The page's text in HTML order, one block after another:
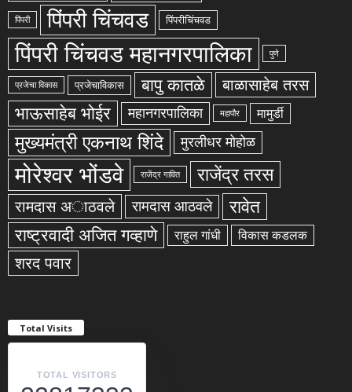
पिंपरी पिंपरी चिंचवड पिंपरीचिंचवड
पिंपरी चिंचवड महानगरपालिका पुणे
प्रजेचा विकास प्रजेचाविकास बापु कातळे बाळासाहेब तरस
भाऊसाहेब भोईर महानगरपालिका महापौर मामुर्डी
मुख्यमंत्री एकनाथ शिंदे मुरलीधर मोहोळ
मोरेश्वर भोंडवे राजेंद्र गावित राजेंद्र तरस
रामदास अाठवले रामदास आठवले रावेत
राष्ट्रवादी अजित गव्हाणे राहुल गांधी विकास कडलक
शरद पवार
Total Visits
TOTAL VISITORS